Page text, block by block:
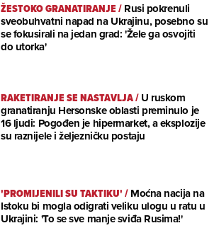
ŽESTOKO GRANATIRANJE/Rusi pokrenuli
sveobuhvatni napad na Ukrajinu, posebno su
se fokusirali na jedan grad: 'Žele ga osvojiti
do utorka'
RAKETIRANJE SE NASTAVLJA/U ruskom
granatiranju Hersonske oblasti preminulo je
16 ljudi: Pogođen je hipermarket, a eksplozije
su raznijele i željezničku postaju
'PROMIJENILI SU TAKTIKU'/Moćna nacija na
Istoku bi mogla odigrati veliku ulogu u ratu u
Ukrajini: 'To se sve manje sviđa Rusima!'